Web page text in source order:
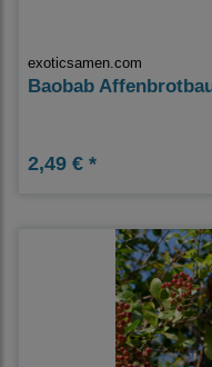
exoticsamen.com
Baobab
2,49 € *